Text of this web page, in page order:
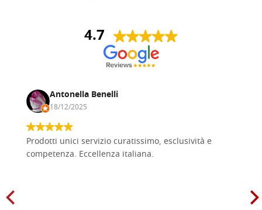
4.7
Antonella Benelli
18/12/2025
Prodotti unici servizio curatissimo, esclusività e
competenza. Eccellenza italiana.